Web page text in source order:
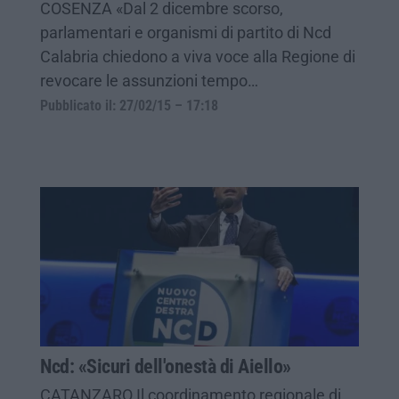
COSENZA «Dal 2 dicembre scorso,
parlamentari e organismi di partito di Ncd
Calabria chiedono a viva voce alla Regione di
revocare le assunzioni tempo…
Pubblicato il: 27/02/15 – 17:18
Ncd: «Sicuri dell'onestà di Aiello»
CATANZARO Il coordinamento regionale di